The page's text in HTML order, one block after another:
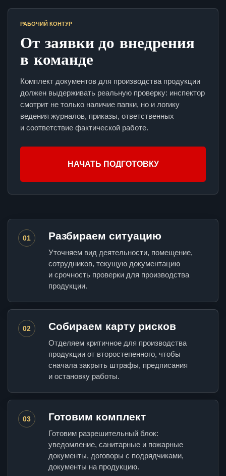
РАБОЧИЙ КОНТУР
От заявки до внедрения
в команде
Комплект документов для производства продукции
должен выдерживать реальную проверку: инспектор
смотрит не только наличие папки, но и логику
ведения журналов, приказы, ответственных
и соответствие фактической работе.
НАЧАТЬ ПОДГОТОВКУ
01 Разбираем ситуацию
Уточняем вид деятельности, помещение,
сотрудников, текущую документацию
и срочность проверки для производства
продукции.
02 Собираем карту рисков
Отделяем критичное для производства
продукции от второстепенного, чтобы
сначала закрыть штрафы, предписания
и остановку работы.
03 Готовим комплект
Готовим разрешительный блок:
уведомление, санитарные и пожарные
документы, договоры с подрядчиками,
документы на продукцию.